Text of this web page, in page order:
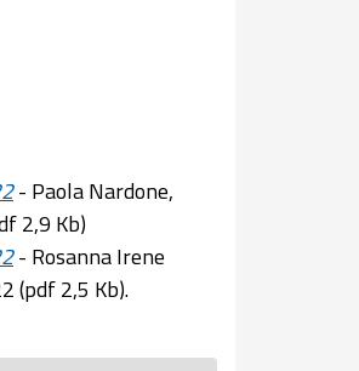
- Paola Nardone,
2,9 Kb)
- Rosanna Irene
(pdf 2,5 Kb).